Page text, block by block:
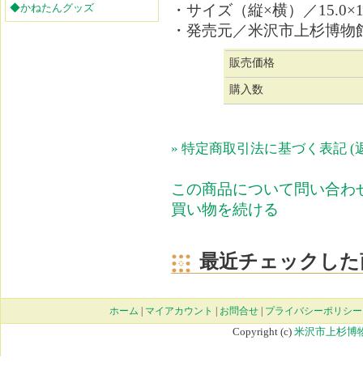
・サイズ（縦×横）／
・発売元／米沢市上杉博物
販売価格
購入数
» 特定商取引法に基づく表記 (
この商品について問い合わ
買い物を続ける
最近チェックし
◆かねたんグッズ
ホーム マイアカウント お問合せ プライバシーポリシー
Copyright (c) 米沢市上杉博